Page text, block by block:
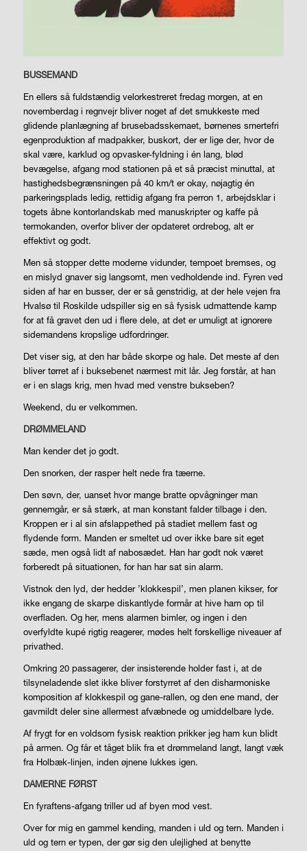
BUSSEMAND
En ellers så fuldstændig velorkestreret fredag morgen, at en
novemberdag i regnvejr bliver noget af det smukkeste med
glidende planlægning af brusebadsskemaet, børnenes smertefri
egenproduktion af madpakker, buskort, der er lige der, hvor de
skal være, karklud og opvasker-fyldning i én lang, blød
bevægelse, afgang mod stationen på et så præcist minuttal, at
hastighedsbegrænsningen på 40 km/t er okay, nøjagtig én
parkeringsplads ledig, rettidig afgang fra perron 1, arbejdsklar i
togets åbne kontorlandskab med manuskripter og kaffe på
termokanden, overfor bliver der opdateret ordrebog, alt er
effektivt og godt.
Men så stopper dette moderne vidunder, tempoet bremses, og
en mislyd gnaver sig langsomt, men vedholdende ind. Fyren ved
siden af har en busser, der er så genstridig, at der hele vejen fra
Hvalsø til Roskilde udspiller sig en så fysisk udmattende kamp
for at få gravet den ud i flere dele, at det er umuligt at ignorere
sidemandens kropslige udfordringer.
Det viser sig, at den har både skorpe og hale. Det meste af den
bliver tørret af i buksebenet nærmest mit lår. Jeg forstår, at han
er i en slags krig, men hvad med venstre bukseben?
Weekend, du er velkommen.
DRØMMELAND
Man kender det jo godt.
Den snorken, der rasper helt nede fra tæerne.
Den søvn, der, uanset hvor mange bratte opvågninger man
gennemgår, er så stærk, at man konstant falder tilbage i den.
Kroppen er i al sin afslappethed på stadiet mellem fast og
flydende form. Manden er smeltet ud over ikke bare sit eget
sæde, men også lidt af nabosædet. Han har godt nok været
forberedt på situationen, for han har sat sin alarm.
Vistnok den lyd, der hedder ’klokkespil’, men planen kikser, for
ikke engang de skarpe diskantlyde formår at hive ham op til
overfladen. Og her, mens alarmen bimler, og ingen i den
overfyldte kupé rigtig reagerer, mødes helt forskellige niveauer af
privathed.
Omkring 20 passagerer, der insisterende holder fast i, at de
tilsyneladende slet ikke bliver forstyrret af den disharmoniske
komposition af klokkespil og gane-rallen, og den ene mand, der
gavmildt deler sine allermest afvæbnede og umiddelbare lyde.
Af frygt for en voldsom fysisk reaktion prikker jeg ham kun blidt
på armen. Og får et tåget blik fra et drømmeland langt, langt væk
fra Holbæk-linjen, inden øjnene lukkes igen.
DAMERNE FØRST
En fyraftens-afgang triller ud af byen mod vest.
Over for mig en gammel kending, manden i uld og tern. Manden i
uld og tern er typen, der gør sig den ulejlighed at benytte